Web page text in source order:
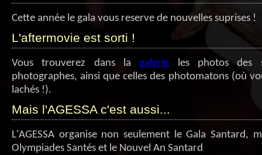
Cette année le gala vous reserve de nouvelles suprises !
L'aftermovie est sorti !
Vous trouverez dans lagalerie les photos des
photographes, ainsi que celles des photomatons (où
lachés !).
Mais l'AGESSA c'est aussi...
L'AGESSA organise non seulement le Gala Santard,
Olympiades Santés et le Nouvel An Santard